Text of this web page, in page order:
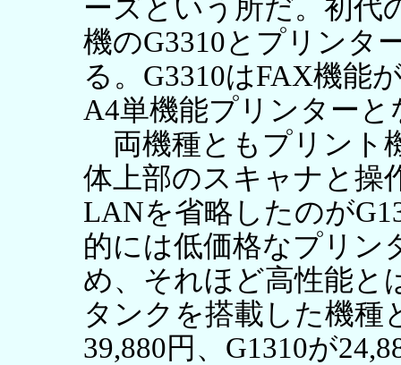
ーズという所だ。初代
機のG3310とプリンタ
る。G3310はFAX機能
A4単機能プリンターと
両機種ともプリント
体上部のスキャナと操
LANを省略したのが
的には低価格なプリン
め、それほど高性能と
タンクを搭載した機種
39,880円、G1310が